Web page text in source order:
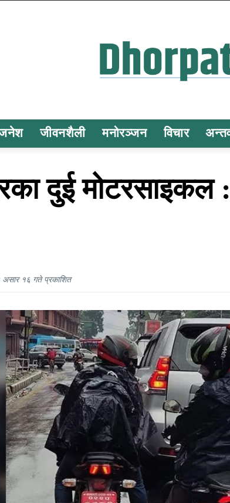
जीवनशैली मनोरञ्जन विचार
दुई
१६ गते प्रकाशित